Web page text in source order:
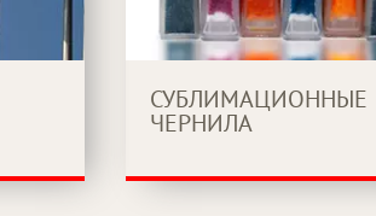
СУБЛИМАЦИОННЫЕ
ЧЕРНИЛА